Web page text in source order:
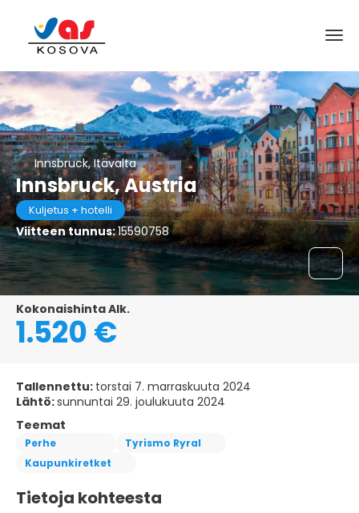
Innsbruck, Itävalta
Innsbruck, Austria
Kuljetus + hotelli
Viitteen tunnus:15590758
Kokonaishinta Alk.
1.520 €
Tallennettu: torstai 7. marraskuuta 2024
Lähtö:sunnuntai 29. joulukuuta 2024
Teemat
Perhe
Tyrismo Ryral
Kaupunkiretket
Tietoja kohteesta